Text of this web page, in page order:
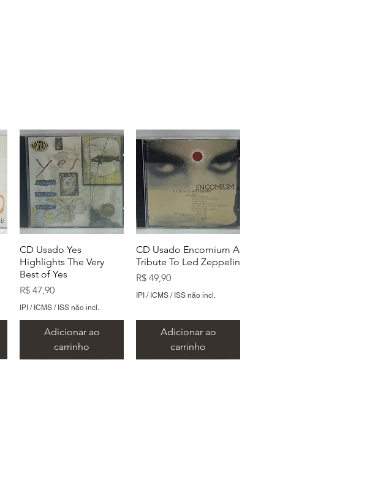
CD Usado Yes
Highlights The Very
Best of Yes
Preço
R$ 47,90
IPI / ICMS / ISS não incl.
Adicionar ao
carrinho
CD Usado Encomium A
Tribute To Led Zeppelin
Preço
R$ 49,90
IPI / ICMS / ISS não incl.
Adicionar ao
carrinho